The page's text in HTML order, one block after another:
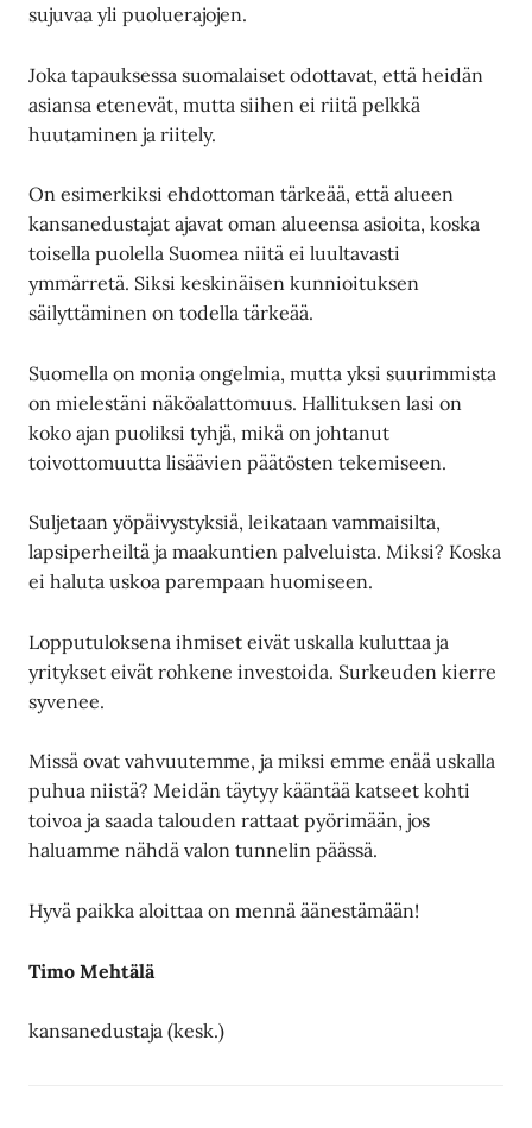
sujuvaa yli puoluerajojen.
Joka tapauksessa suomalaiset odottavat, että heidän
asiansa etenevät, mutta siihen ei riitä pelkkä
huutaminen ja riitely.
On esimerkiksi ehdottoman tärkeää, että alueen
kansanedustajat ajavat oman alueensa asioita, koska
toisella puolella Suomea niitä ei luultavasti
ymmärretä. Siksi keskinäisen kunnioituksen
säilyttäminen on todella tärkeää.
Suomella on monia ongelmia, mutta yksi suurimmista
on mielestäni näköalattomuus. Hallituksen lasi on
koko ajan puoliksi tyhjä, mikä on johtanut
toivottomuutta lisäävien päätösten tekemiseen.
Suljetaan yöpäivystyksiä, leikataan vammaisilta,
lapsiperheiltä ja maakuntien palveluista. Miksi? Koska
ei haluta uskoa parempaan huomiseen.
Lopputuloksena ihmiset eivät uskalla kuluttaa ja
yritykset eivät rohkene investoida. Surkeuden kierre
syvenee.
Missä ovat vahvuutemme, ja miksi emme enää uskalla
puhua niistä? Meidän täytyy kääntää katseet kohti
toivoa ja saada talouden rattaat pyörimään, jos
haluamme nähdä valon tunnelin päässä.
Hyvä paikka aloittaa on mennä äänestämään!
Timo Mehtälä
kansanedustaja (kesk.)